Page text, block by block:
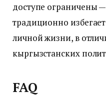
доступе ограничены
традиционно
личной жизни, в
кыргызстанских
FAQ